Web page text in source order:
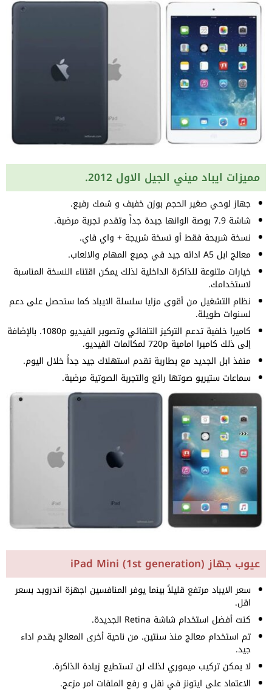
مميزات ايباد ميني الجيل الاول 2012.
جهاز لوحي صغير الحجم بوزن خفيف و سُمك رفيع.
شاشة 7.9 بوصة الوانها جيدة جداً وتقدم تجربة مرضية.
نسخة شريحة فقط أو نسخة شريجة + واي فاي.
معالج ابل A5 ادائه جيد في جميع المهام والالعاب.
خيارات متنوعة للذاكرة الداخلية لذلك يمكن اقتناء النسخة المناسبة
لاستخدامك.
نظام التشغيل من أقوى مزايا سلسلة الايباد كما ستحصل على دعم
لسنوات طويلة.
كاميرا خلفية تدعم التركيز التلقائي وتصوير الفيديو 1080p. بالإضافة
إلى ذلك كاميرا امامية 720p لمكالمات الفيديو.
منفذ ابل الجديد مع بطارية تقدم استهلاك جيد جداً خلال اليوم.
سماعات ستيريو صوتها رائع والتجربة الصوتية مرضية.
عيوب جهاز iPad Mini (1st generation)
سعر الايباد مرتفع قليلاً بينما يوفر المنافسين اجهزة اندرويد بسعر
اقل.
كنت أفضل استخدام شاشة Retina الجديدة.
تم استخدام معالج منذ سنتين. من ناحية أخرى المعالج يقدم اداء
جيد.
لا يمكن تركيب ميموري لذلك لن تستطيع زيادة الذاكرة.
الاعتماد على ايتونز في نقل و رفع الملفات امر مزعج.